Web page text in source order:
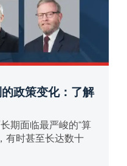
政策变化：了解
期面临最严峻的“算
有时甚至长达数十